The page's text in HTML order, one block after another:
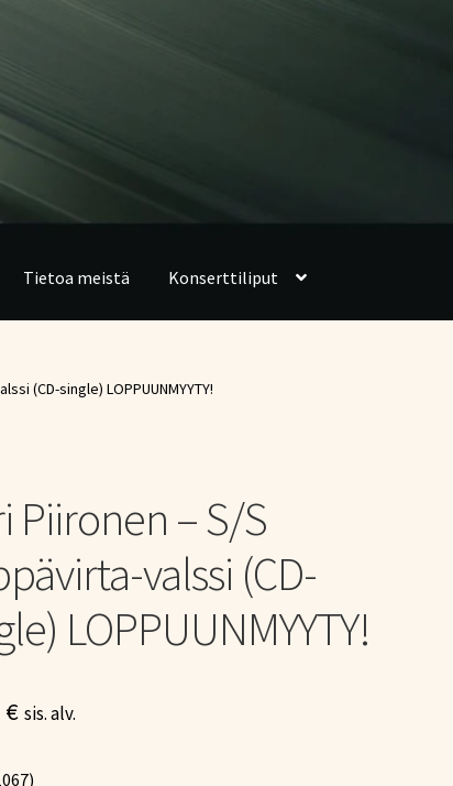
Tietoa meistä Konserttiliput
(CD-single) LOPPUUNMYYTY!
Piironen – S/S
valssi (CD-
LOPPUUNMYYTY!
€ sis. alv.